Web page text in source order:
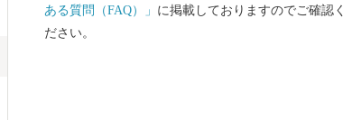
ある質問（FAQ）」 に掲載しておりますのでご確認く
ださい。